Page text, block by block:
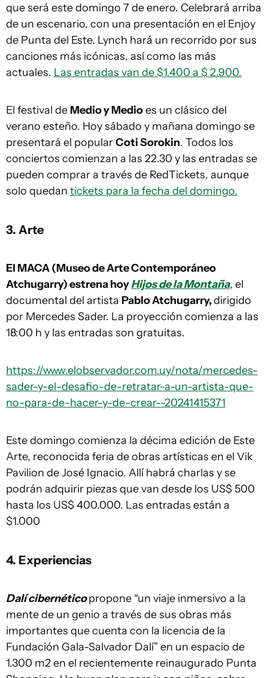
que será este domingo 7 de enero. Celebrará arriba
de un escenario, con una presentación en el Enjoy
de Punta del Este. Lynch hará un recorrido por sus
canciones más icónicas, así como las más
actuales. Las entradas van de $1.400 a $ 2.900.
El festival de Medio y Medioes un clásico del
verano esteño. Hoy sábado y mañana domingo se
presentará el popularCoti Sorokin. Todos los
conciertos comienzan a las 22.30 y las entradas se
pueden comprar a través de RedTickets, aunque
solo quedan tickets para la fecha del domingo.
3. Arte
El MACA (Museo de Arte Contemporáneo
Atchugarry) estrena hoyHijos de la Montaña, el
documental del artista Pablo Atchugarry,dirigido
por Mercedes Sader. La proyección comienza a las
18:00 h y las entradas son gratuitas.
https://www.elobservador.com.uy/nota/mercedes-
sader-y-el-desafio-de-retratar-a-un-artista-que-
no-para-de-hacer-y-de-crear--20241415371
Este domingo comienza la décima edición de Este
Arte, reconocida feria de obras artísticas en el Vik
Pavilion de José Ignacio. Allí habrá charlas y se
podrán adquirir piezas que van desde los US$ 500
hasta los US$ 400.000. Las entradas están a
$1.000
4. Experiencias
Dalí cibernéticopropone “un viaje inmersivo a la
mente de un genio a través de sus obras más
importantes que cuenta con la licencia de la
Fundación Gala-Salvador Dalí” en un espacio de
1.300 m2 en el recientemente reinaugurado Punta